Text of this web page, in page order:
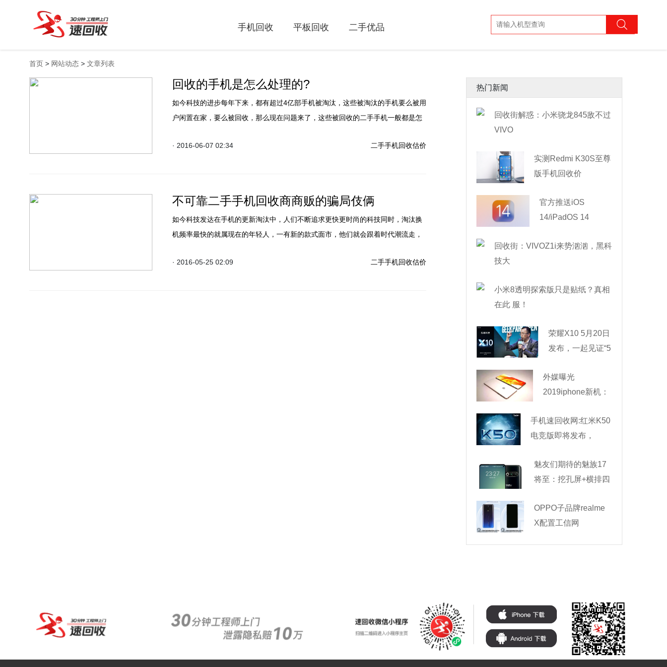
手机回收 平板回收 二手优品
首页 > 网站动态 > 文章列表
回收的手机是怎么处理的?
如今科技的进步每年下来，都有超过4亿部手机被淘汰，这些被淘汰的手机要么被用
户闲置在家，要么被回收，那么现在问题来了，这些被回收的二手手机一般都是怎
· 2016-06-07 02:34
二手手机回收估价
不可靠二手手机回收商商贩的骗局伎俩
如今科技发达在手机的更新淘汰中，人们不断追求更快更时尚的科技同时，淘汰换
机频率最快的就属现在的年轻人，一有新的款式面市，他们就会跟着时代潮流走，
售手机也要谨防回收陷阱。
· 2016-05-25 02:09 二手手机回收估价
热门新闻
回收街解惑：小米骁龙845敌不过
VIVO
实测Redmi K30S至尊
版手机回收价
官方推送iOS
14/iPadOS 14
回收街：VIVOZ1i来势汹汹，黑科
技大
小米8透明探索版只是贴纸？真相
在此 服！
荣耀X10 5月20日
发布，一起见证“5
外媒曝光
2019iphone新机：
手机速回收网:红米K50
电竞版即将发布，
魅友们期待的魅族17
将至：挖孔屏+横排四
OPPO子品牌realme
X配置工信网